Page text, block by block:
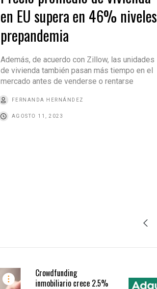
en EU supera en 46% niveles
prepandemia
Además, de acuerdo con Zillow, las unidades
de vivienda también pasan más tiempo en el
mercado antes de venderse o rentarse
FERNANDA HERNÁNDEZ
AGOSTO 11, 2023
Crowdfunding
inmobiliario crece 2.5%